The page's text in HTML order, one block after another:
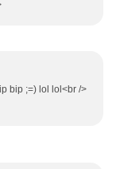
bip ;=) lol lol<br />